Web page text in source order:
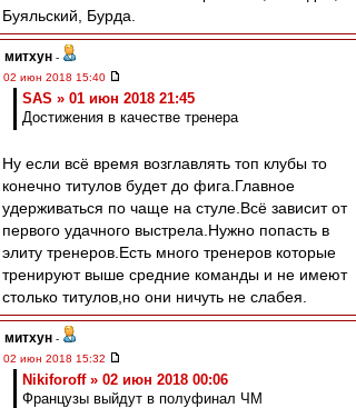
Буяльский, Бурда.
митхун -
02 июн 2018 15:40
SAS » 01 июн 2018 21:45
Достижения в качестве тренера
Ну если всё время возглавлять топ клубы то
конечно титулов будет до фига.Главное
удерживаться по чаще на стуле.Всё зависит от
первого удачного выстрела.Нужно попасть в
элиту тренеров.Есть много тренеров которые
тренируют выше средние команды и не имеют
столько титулов,но они ничуть не слабея.
митхун -
02 июн 2018 15:32
Nikiforoff » 02 июн 2018 00:06
Французы выйдут в полуфинал ЧМ